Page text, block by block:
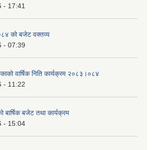
- 17:41
को बजेट वक्तव्य
- 07:39
वार्षिक निति कार्यक्रम २०८३।०८४
- 11:22
बजेट तथा कार्यक्रम
- 15:04